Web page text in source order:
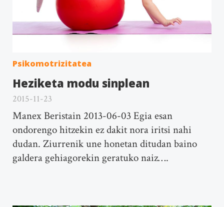
Psikomotrizitatea
Heziketa modu sinplean
2015-11-23
Manex Beristain 2013-06-03 Egia esan
ondorengo hitzekin ez dakit nora iritsi nahi
dudan. Ziurrenik une honetan ditudan baino
galdera gehiagorekin geratuko naiz….